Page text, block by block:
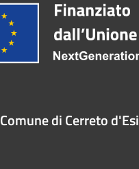
Comune di Cerreto d'Esi